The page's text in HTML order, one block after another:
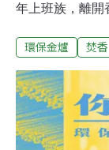
年上班族，離開
Fi，必須有香
SEVENTEEN
樣，是一種緣分
說，人終究會找
是一體兩面。新
環保金爐 焚香